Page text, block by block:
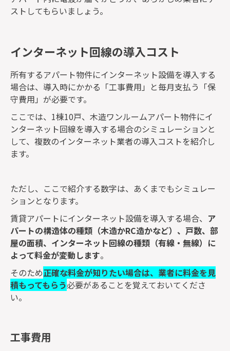
ストしてもらいましょう。
インターネット回線の導入コスト
所有するアパート物件にインターネット設備を導入する
場合は、導入時にかかる「工事費用」と毎月支払う「保
守費用」が必要です。
ここでは、1棟10戸、木造ワンルームアパート物件にイ
ンターネット回線を導入する場合のシミュレーションと
して、複数のインターネット業者の導入コストを紹介し
ます。
ただし、ここで紹介する数字は、あくまでもシミュレー
ションとなります。
賃貸アパートにインターネット設備を導入する場合、 ア
パートの構造体の種類（木造かRC造かなど）、戸数、部
屋の面積、インターネット回線の種類（有線・無線）に
よって料金が変動します。
そのため正確な料金が知りたい場合は、業者に料金を見
積もってもらう必要があることを覚えておいてくださ
い。
工事費用